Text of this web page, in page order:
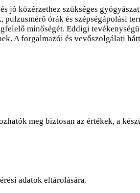
jó közérzethez szükséges
órák és szépségápolási
minőségét. Eddigi
A forgalmazói és vevőszolgálati
meg biztosan az értékek, a
adatok eltárolására.